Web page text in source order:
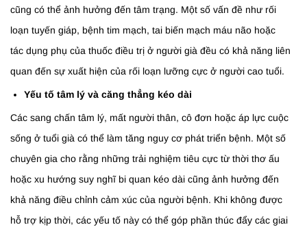
cũng có thể ảnh hưởng đến tâm trạng. Một số vấn đề như rối
loạn tuyến giáp, bệnh tim mạch, tai biến mạch máu não hoặc
tác dụng phụ của thuốc điều trị ở người già đều có khả năng liên
quan đến sự xuất hiện của rối loạn lưỡng cực ở người cao tuổi.
Yếu tố tâm lý và căng thẳng kéo dài
Các sang chấn tâm lý, mất người thân, cô đơn hoặc áp lực cuộc
sống ở tuổi già có thể làm tăng nguy cơ phát triển bệnh. Một số
chuyên gia cho rằng những trải nghiệm tiêu cực từ thời thơ ấu
hoặc xu hướng suy nghĩ bi quan kéo dài cũng ảnh hưởng đến
khả năng điều chỉnh cảm xúc của người bệnh. Khi không được
hỗ trợ kịp thời, các yếu tố này có thể góp phần thúc đẩy các giai